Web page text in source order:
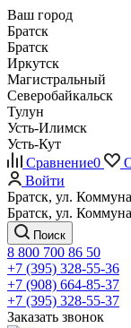
Ваш город
Братск
Братск
Иркутск
Магистральный
Северобайкальск
Тулун
Усть-Илимск
Усть-Кут
Сравнение0
Войти
Братск, ул.
Братск, ул.
Поиск
8 800 700 86 50
+7 (395) 328-55-36
+7 (908) 664-85-37
+7 (395) 328-55-37
Заказать звонок